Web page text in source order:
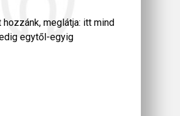
meglátja: itt mind
egytől-egyig